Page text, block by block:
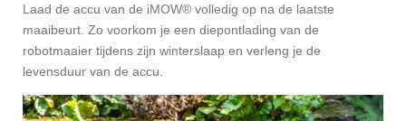
Laad de accu van de iMOW® volledig op na de laatste
maaibeurt. Zo voorkom je een diepontlading van de
robotmaaier tijdens zijn winterslaap en verleng je de
levensduur van de accu.